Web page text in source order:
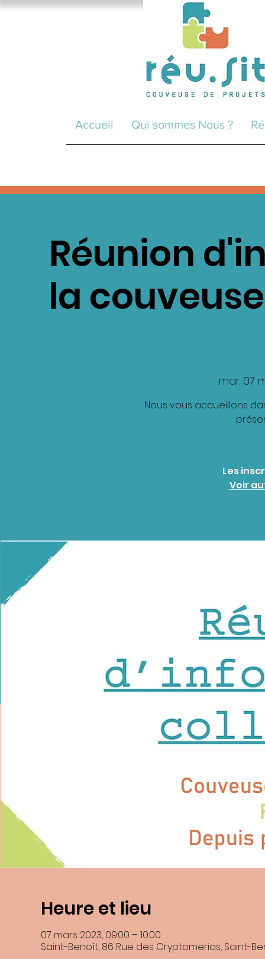
Accueil Qui sommes Nous ?
En soumettant ce formulaire, j’accepte que les informations saisies
recontacter, et
Les données collectées seront
Réunion
la
mar. 07
Nous vous accueillons
Les
Voir
Heure et lieu
07 mars 2023, 09:00 – 10:00
Saint-Benoît, 86 Rue des Cryptomerias, Saint-